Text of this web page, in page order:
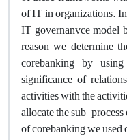
of IT in organizations.
IT governanvce model
reason we determine
corebanking by
significance of
activities with the
allocate the sub-
of corebanking we